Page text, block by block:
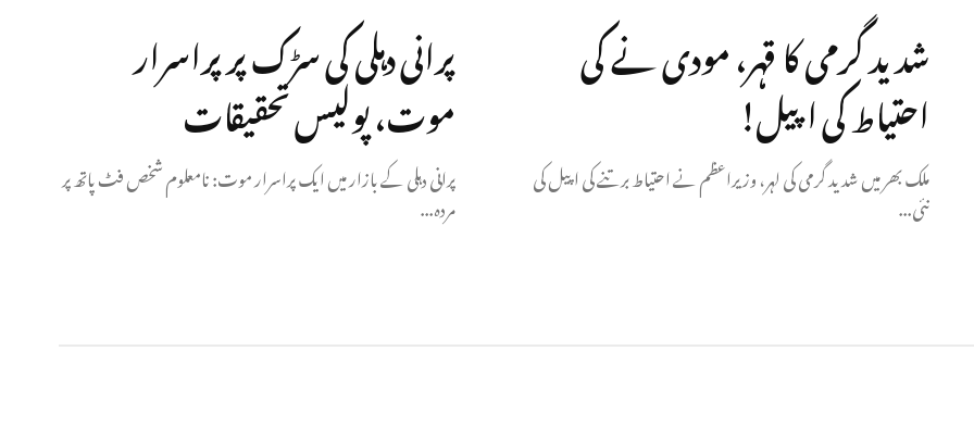
شدید گرمی کا قہر، مودی نے کی
احتیاط کی اپیل!
ملک بھر میں شدید گرمی کی لہر، وزیراعظم نے احتیاط برتنے کی اپیل کی
نئی...
پرانی دہلی کی سڑک پر پراسرار
موت، پولیس تحقیقات
پرانی دہلی کے بازار میں ایک پراسرار موت: نامعلوم شخص فٹ پاتھ پر
مردہ...